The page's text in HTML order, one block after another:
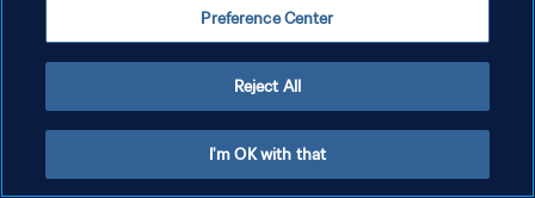
COOKIE-EINSTELLUNGEN VERWALTEN
Preference Center
Reject All
I'm OK with that